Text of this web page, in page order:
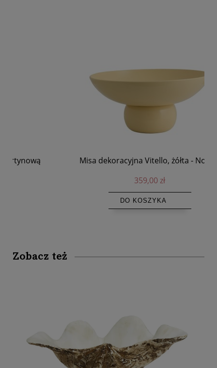
Misa dekoracyjna Vitello, żółta - Nordal
DO KOSZYKA
Zobacz też